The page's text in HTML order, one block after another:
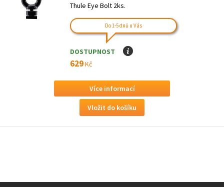
Thule Eye Bolt 2ks.
Do 1-5 dnů u Vás
DOSTUPNOST I
629Kč
Více informací